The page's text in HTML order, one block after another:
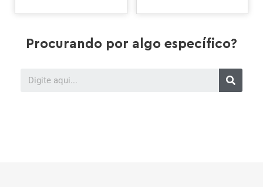
Procurando por algo específico?